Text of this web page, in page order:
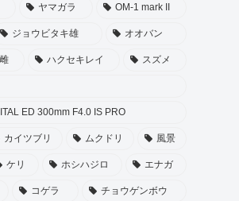
ヤマガラ OM-1 mark II
ジョウビタキ雄 オオバン
ハクセキレイ スズメ
ED 300mm F4.0 IS PRO
カイツブリ ムクドリ 風景
ケリ ホシハジロ エナガ
コゲラ チョウゲンボウ